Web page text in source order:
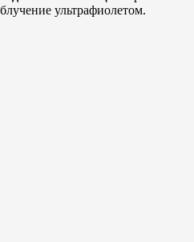
ультрафиолетом.